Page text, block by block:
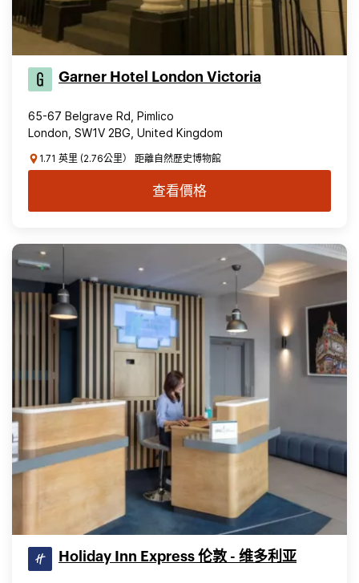
Garner Hotel London Victoria
65-67 Belgrave Rd, Pimlico
London, SW1V 2BG, United Kingdom
1.71 英里 (2.76公里） 距離自然歷史博物館
查看價格
Holiday Inn Express 伦敦 - 维多利亚